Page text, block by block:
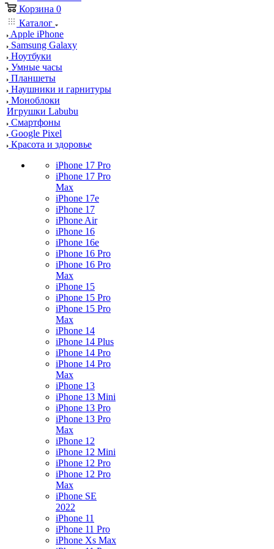
Корзина 0
Каталог
Apple iPhone
Samsung Galaxy
Ноутбуки
Умные часы
Планшеты
Наушники и гарнитуры
Моноблоки
Игрушки Labubu
Смартфоны
Google Pixel
Красота и здоровье
iPhone 17 Pro
iPhone 17 Pro
Max
iPhone 17e
iPhone 17
iPhone Air
iPhone 16
iPhone 16e
iPhone 16 Pro
iPhone 16 Pro
Max
iPhone 15
iPhone 15 Pro
iPhone 15 Pro
Max
iPhone 14
iPhone 14 Plus
iPhone 14 Pro
iPhone 14 Pro
Max
iPhone 13
iPhone 13 Mini
iPhone 13 Pro
iPhone 13 Pro
Max
iPhone 12
iPhone 12 Mini
iPhone 12 Pro
iPhone 12 Pro
Max
iPhone SE
2022
iPhone 11
iPhone 11 Pro
iPhone Xs Max